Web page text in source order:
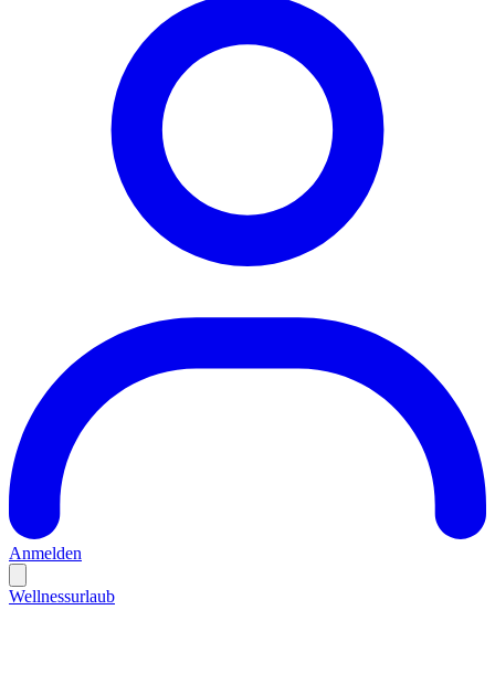
Anmelden
Wellnessurlaub